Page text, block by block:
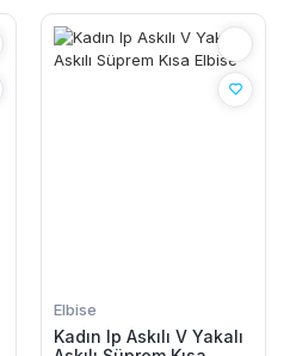
Elbise
Kadın Ip Askılı V Yakalı